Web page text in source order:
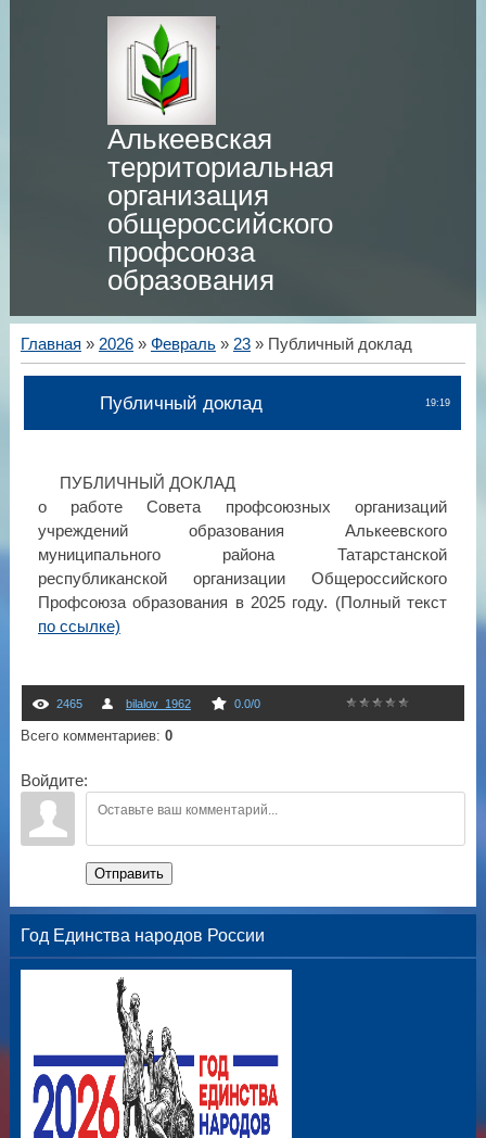
Алькеевская
территориальная
организация
общероссийского
профсоюза
образования
Главная » 2026 » Февраль » 23» Публичный доклад
19:19
Публичный доклад
ПУБЛИЧНЫЙ ДОКЛАД
о работе Совета профсоюзных организаций
учреждений образования Алькеевского
муниципального района Татарстанской
республиканской организации Общероссийского
Профсоюза образования в 2025 году. (Полный текст
по ссылке)
2465 bilalov_1962 0.0/0
Всего комментариев: 0
Войдите:
Отправить
Год Единства народов России